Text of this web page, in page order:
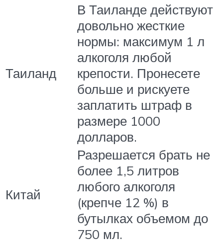
Таиланд
В Таиланде действуют
довольно жесткие
нормы: максимум 1 л
алкоголя любой
крепости. Пронесете
больше и рискуете
заплатить штраф в
размере 1000
долларов.
Китай
Разрешается брать не
более 1,5 литров
любого алкоголя
(крепче 12 %) в
бутылках объемом до
750 мл.